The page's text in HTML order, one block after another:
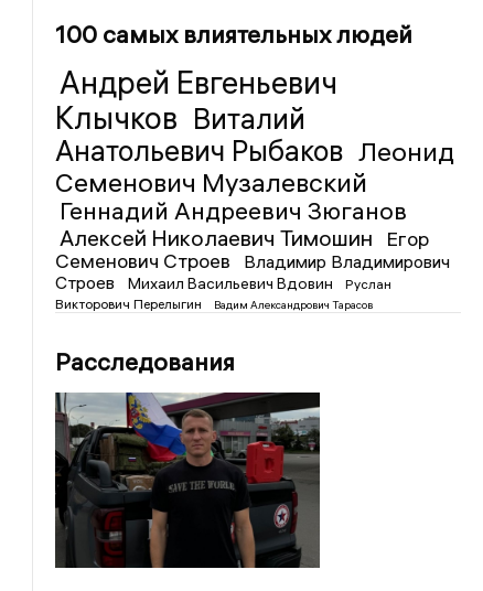
100 самых влиятельных людей
Андрей Евгеньевич
Клычков Виталий
Анатольевич Рыбаков Леонид
Семенович Музалевский
Геннадий Андреевич Зюганов
Алексей Николаевич Тимошин
Егор
Семенович Строев
Владимир Владимирович
Строев
Михаил Васильевич Вдовин
Руслан
Викторович Перелыгин
Вадим Александрович Тарасов
Расследования